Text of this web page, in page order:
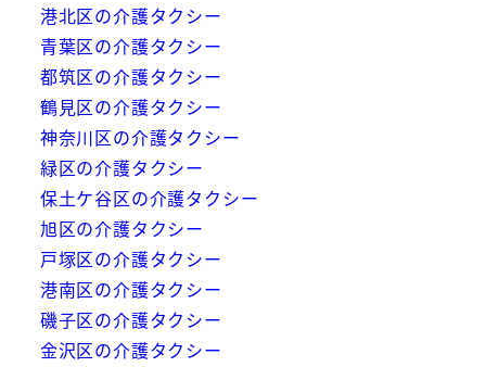
港北区の介護タクシー
青葉区の介護タクシー
都筑区の介護タクシー
鶴見区の介護タクシー
神奈川区の介護タクシー
緑区の介護タクシー
保土ケ谷区の介護タクシー
旭区の介護タクシー
戸塚区の介護タクシー
港南区の介護タクシー
磯子区の介護タクシー
金沢区の介護タクシー